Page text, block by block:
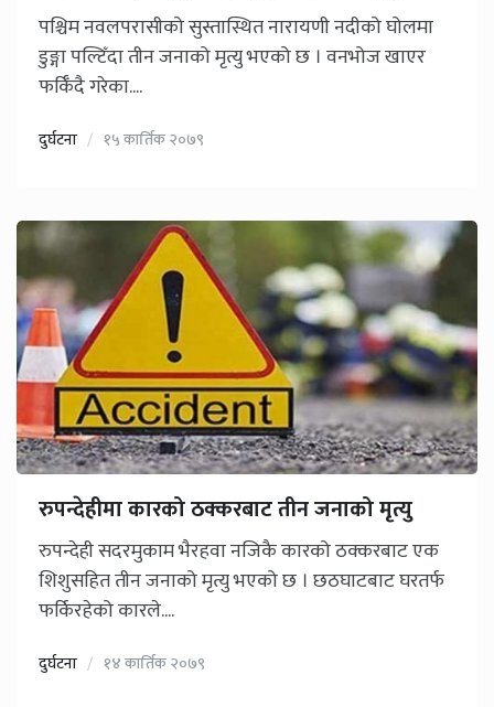
पश्चिम नवलपरासीको सुस्तास्थित नारायणी नदीको घोलमा
डुङ्गा पल्टिँदा तीन जनाको मृत्यु भएको छ । वनभोज खाएर
फर्किँदै गरेका....
दुर्घटना १५ कार्तिक २०७९
रुपन्देहीमा कारको ठक्करबाट तीन जनाको मृत्यु
रुपन्देही सदरमुकाम भैरहवा नजिकै कारको ठक्करबाट एक
शिशुसहित तीन जनाको मृत्यु भएको छ । छठघाटबाट घरतर्फ
फर्किरहेको कारले....
दुर्घटना १४ कार्तिक २०७९